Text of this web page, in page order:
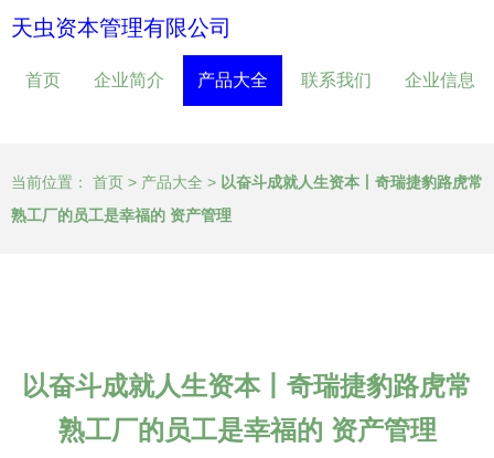
天虫资本管理有限公司
首页 企业简介 产品大全 联系我们 企业信息
当前位置： 首页 > 产品大全 > 以奋斗成就人生资本丨奇瑞捷豹路虎常
熟工厂的员工是幸福的 资产管理
以奋斗成就人生资本丨奇瑞捷豹路虎常
熟工厂的员工是幸福的 资产管理